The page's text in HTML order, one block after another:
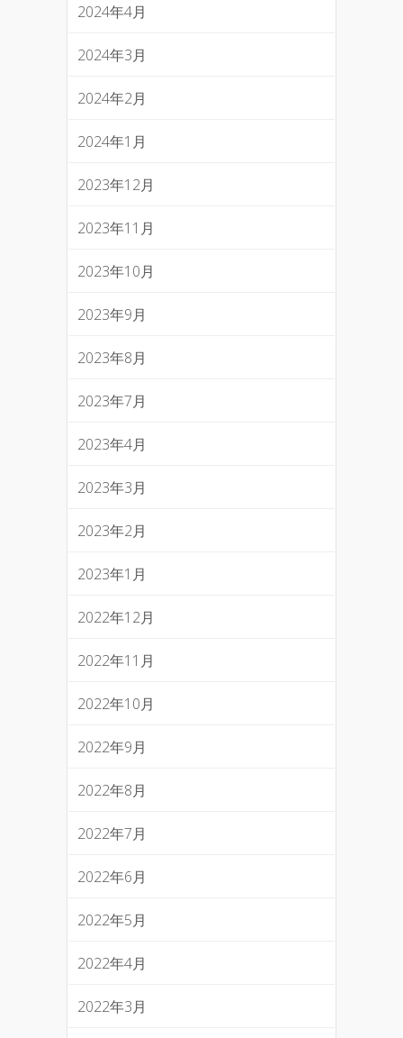
2024年4月
2024年3月
2024年2月
2024年1月
2023年12月
2023年11月
2023年10月
2023年9月
2023年8月
2023年7月
2023年4月
2023年3月
2023年2月
2023年1月
2022年12月
2022年11月
2022年10月
2022年9月
2022年8月
2022年7月
2022年6月
2022年5月
2022年4月
2022年3月